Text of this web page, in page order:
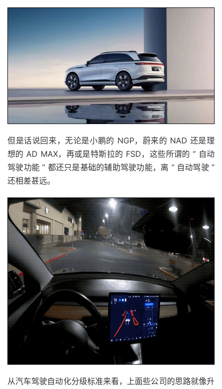
但是话说回来，无论是小鹏的 NGP，蔚来的 NAD 还是理
想的 AD MAX，再或是特斯拉的 FSD，这些所谓的 “ 自动
驾驶功能 ” 都还只是基础的辅助驾驶功能，离 “ 自动驾驶 ”
还相差甚远。
从汽车驾驶自动化分级标准来看，上面些公司的思路就像升